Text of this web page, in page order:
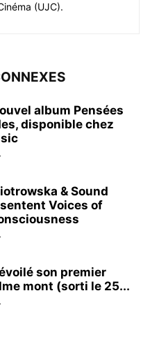
(UJC).
album Pensées
disponible chez
& Sound
Voices of
son premier
mont (sorti le 25...